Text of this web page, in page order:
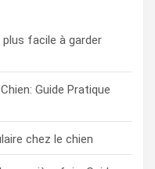
facile à garder
Guide Pratique
chez le chien